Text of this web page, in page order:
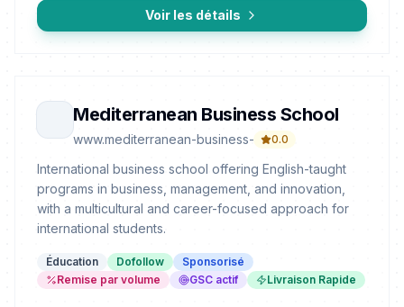
Voir les détails
Mediterranean Business School
www.mediterranean-business-institute.com
0.0
International business school offering English-taught
programs in business, management, and innovation,
with a multicultural and career-focused approach for
international students.
Éducation Dofollow
Sponsorisé
Remise par volume
GSC actif Livraison Rapide